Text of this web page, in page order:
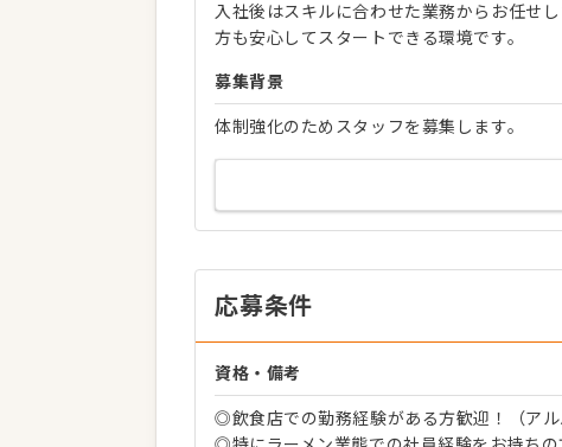
入社後はスキルに合わせた業務からお任せ
方も安心してスタートできる環境です。
募集背景
体制強化のためスタッフを募集します。
応募条件
資格・備考
◎飲食店での勤務経験がある方歓迎！（アル